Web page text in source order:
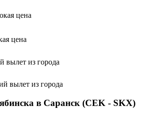
цена
цена
вылет из города
вылет из города
в Саранск (CEK - SKX)